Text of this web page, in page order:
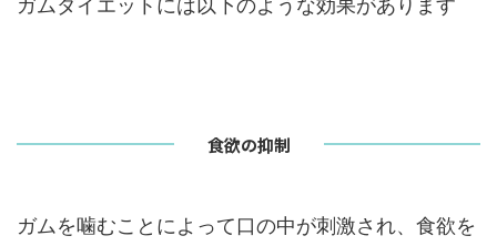
ガムダイエットには以下のような効果があります
食欲の抑制
ガムを噛むことによって口の中が刺激され、食欲を